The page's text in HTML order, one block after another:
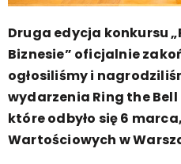
Druga edycja konkursu
Biznesie” oficjalnie
ogłosiliśmy i
wydarzenia Ring the
które odbyło się 6
Wartościowych w